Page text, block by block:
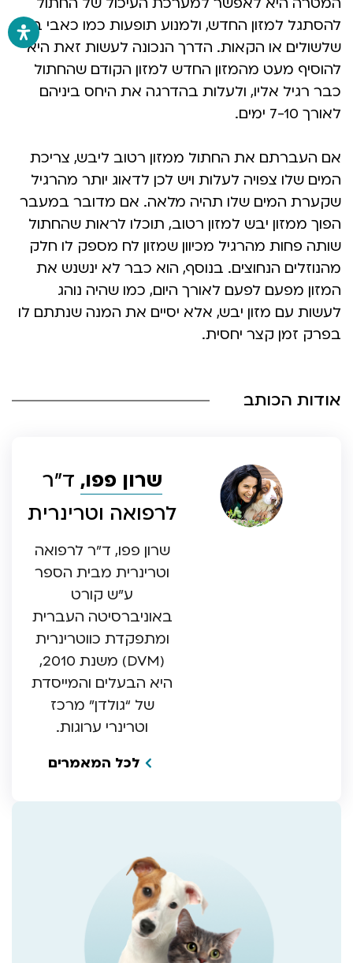
להסתגל למזון החדש, ולמנוע תופעות כמו כאבי בטן,
שלשולים או הקאות. הדרך הנכונה לעשות זאת היא
להוסיף מעט מהמזון החדש למזון הקודם שהחתול
כבר רגיל אליו, ולעלות בהדרגה את היחס ביניהם
לאורך 7-10 ימים.
אם העברתם את החתול ממזון רטוב ליבש, צריכת
המים שלו צפויה לעלות ויש לכן לדאוג יותר מהרגיל
שקערת המים שלו תהיה מלאה. אם מדובר במעבר
הפוך ממזון יבש למזון רטוב, תוכלו לראות שהחתול
שותה פחות מהרגיל מכיוון שמזון לח מספק לו חלק
מהנוזלים הנחוצים. בנוסף, הוא כבר לא ינשנש את
המזון מפעם לפעם לאורך היום, כמו שהיה נוהג
לעשות עם מזון יבש, אלא יסיים את המנה שנתתם לו
בפרק זמן קצר יחסית.
אודות הכותב
שרון פפו, ד”ר
לרפואה וטרינרית
שרון פפו, ד”ר לרפואה
וטרינרית מבית הספר
ע”ש קורט
באוניברסיטה העברית
ומתפקדת כווטרינרית
(DVM) משנת 2010,
היא הבעלים והמייסדת
של “גולדן” מרכז
וטרינרי ערוגות.
לכל המאמרים